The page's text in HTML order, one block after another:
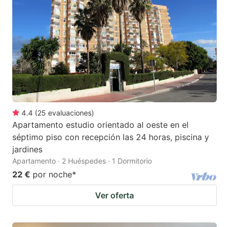
4.4 (25 evaluaciones)
Apartamento estudio orientado al oeste en el
séptimo piso con recepción las 24 horas, piscina y
jardines
Apartamento · 2 Huéspedes · 1 Dormitorio
22 € por noche*
Ver oferta